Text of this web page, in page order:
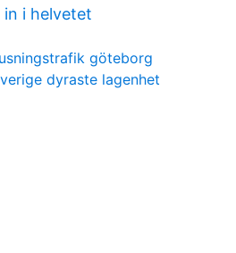
in i helvetet
göteborg
dyraste lagenhet